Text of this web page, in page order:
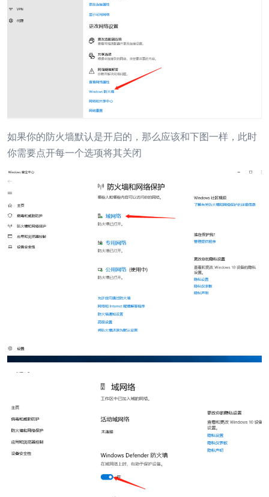
如果你的防火墙默认是开启的，那么应该和下图一样，此时
你需要点开每一个选项将其关闭